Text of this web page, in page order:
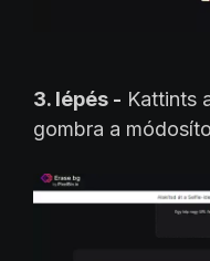
3. lépés - Kattints
gombra a